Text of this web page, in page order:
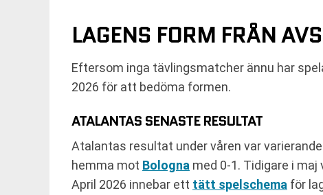
LAGENS FORM FRÅN
Eftersom inga tävlingsmatcher ännu har
2026 för att bedöma formen.
ATALANTAS SENASTE RESULTAT
Atalantas resultat under våren var
hemma mot Bologna med 0-1. Tidigare i
April 2026 innebar ett tätt spelschema för